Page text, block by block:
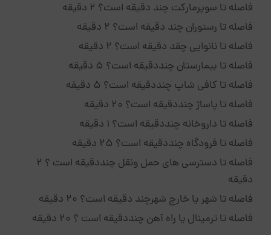
فاصله تا سوپرمارکت چند دقیقه است؟ 2 دقیقه
فاصله تا رستوران چند دقیقه است؟ 2 دقیقه
فاصله تا نانوایی چقد دقیقه است؟ 2 دقیقه
فاصله تا بیمارستان چنددقیقه است؟ 5 دقیقه
فاصله تا کافی شاپ چنددقیقه است؟ 5 دقیقه
فاصله تا پاساژ چنددقیقه است؟ 20 دقیقه
فاصله تا داروخانه چنددقیقه است؟ 1 دقیقه
فاصله تا فرودگاه چنددقیقه است؟ 25 دقیقه
فاصله تا دسترسی های حمل ونقل چنددقیقه است ؟ 2
دقیقه
فاصله تا شهر یا خارج شهرچند دقیقه است؟ 20 دقیقه
فاصله تا ترمینال یا راه آهن چنددقیقه است ؟ 20 دقیقه